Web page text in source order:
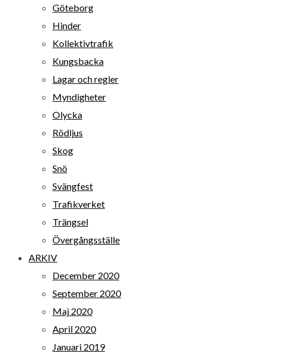
Göteborg
Hinder
Kollektivtrafik
Kungsbacka
Lagar och regler
Myndigheter
Olycka
Rödljus
Skog
Snö
Svängfest
Trafikverket
Trängsel
Övergångsställe
ARKIV
December 2020
September 2020
Maj 2020
April 2020
Januari 2019